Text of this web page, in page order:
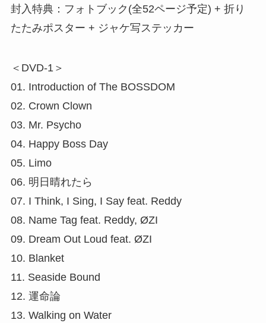
封入特典：フォトブック(全52ページ予定) + 折り
たたみポスター + ジャケ写ステッカー
＜DVD-1＞
01. Introduction of The BOSSDOM
02. Crown Clown
03. Mr. Psycho
04. Happy Boss Day
05. Limo
06. 明日晴れたら
07. I Think, I Sing, I Say feat. Reddy
08. Name Tag feat. Reddy, ØZI
09. Dream Out Loud feat. ØZI
10. Blanket
11. Seaside Bound
12. 運命論
13. Walking on Water